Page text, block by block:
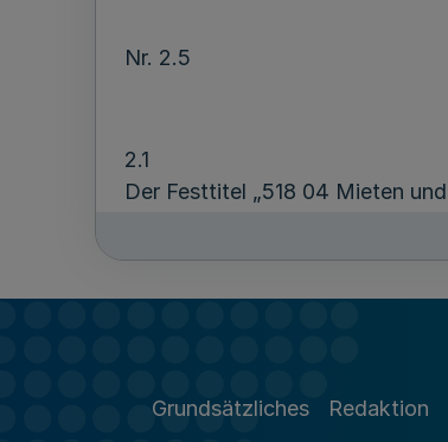
Nr. 2.5
2.1
Der Festtitel „518 04 Mieten
2.2
Grundsätzliches Redaktion